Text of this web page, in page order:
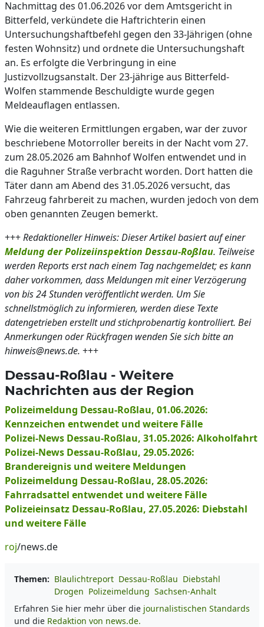
Nachmittag des 01.06.2026 vor dem Amtsgericht in
Bitterfeld, verkündete die Haftrichterin einen
Untersuchungshaftbefehl gegen den 33-Jährigen (ohne
festen Wohnsitz) und ordnete die Untersuchungshaft
an. Es erfolgte die Verbringung in eine
Justizvollzugsanstalt. Der 23-jährige aus Bitterfeld-
Wolfen stammende Beschuldigte wurde gegen
Meldeauflagen entlassen.
Wie die weiteren Ermittlungen ergaben, war der zuvor
beschriebene Motorroller bereits in der Nacht vom 27.
zum 28.05.2026 am Bahnhof Wolfen entwendet und in
die Raguhner Straße verbracht worden. Dort hatten die
Täter dann am Abend des 31.05.2026 versucht, das
Fahrzeug fahrbereit zu machen, wurden jedoch von dem
oben genannten Zeugen bemerkt.
+++Redaktioneller Hinweis: Dieser Artikel basiert auf einer
Meldung der Polizeiinspektion Dessau-Roßlau. Teilweise
werden Reports erst nach einem Tag nachgemeldet; es kann
daher vorkommen, dass Meldungen mit einer Verzögerung
von bis 24 Stunden veröffentlicht werden. Um Sie
schnellstmöglich zu informieren, werden diese Texte
datengetrieben erstellt und stichprobenartig kontrolliert. Bei
Anmerkungen oder Rückfragen wenden Sie sich bitte an
hinweis@news.de. +++
Dessau-Roßlau - Weitere
Nachrichten aus der Region
Polizeimeldung Dessau-Roßlau, 01.06.2026:
Kennzeichen entwendet und weitere Fälle
Polizei-News Dessau-Roßlau, 31.05.2026: Alkoholfahrt
Polizei-News Dessau-Roßlau, 29.05.2026:
Brandereignis und weitere Meldungen
Polizeimeldung Dessau-Roßlau, 28.05.2026:
Fahrradsattel entwendet und weitere Fälle
Polizeieinsatz Dessau-Roßlau, 27.05.2026: Diebstahl
und weitere Fälle
roj/news.de
Themen: Blaulichtreport Dessau-Roßlau Diebstahl
Drogen Polizeimeldung Sachsen-Anhalt
Erfahren Sie hier mehr über die journalistischen Standards
und die Redaktion von news.de.